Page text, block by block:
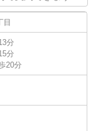
目
分
分
20分